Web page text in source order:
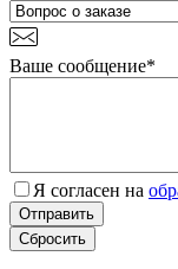
Ваше сообщение*
Я согласен на